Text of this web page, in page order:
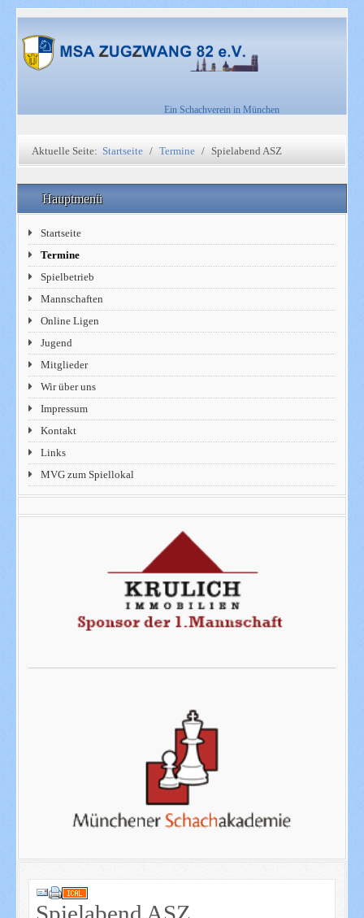
Ein Schachverein in München
Aktuelle Seite: Startseite Termine Spielabend ASZ
Hauptmenü
Startseite
Termine
Spielbetrieb
Mannschaften
Online Ligen
Jugend
Mitglieder
Wir über uns
Impressum
Kontakt
Links
MVG zum Spiellokal